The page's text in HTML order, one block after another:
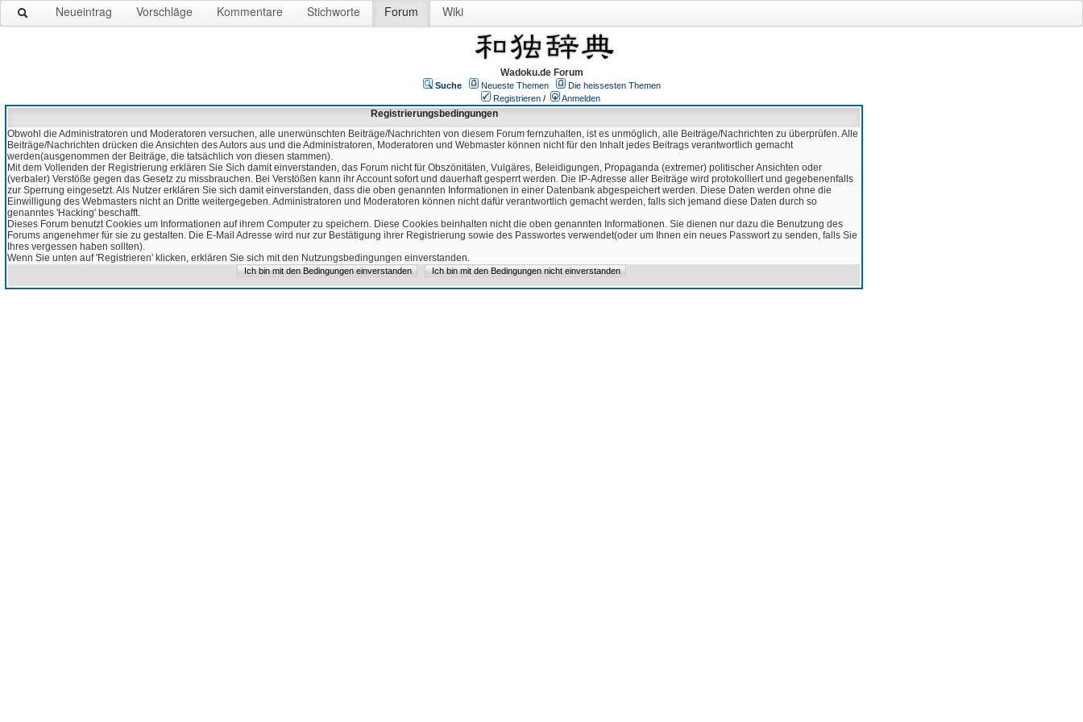
Neueintrag Vorschläge Kommentare Stichworte Forum Wiki
Wadoku.de Forum
Suche Neueste Themen
Die heissesten Themen
Registrieren / Anmelden
Registrierungsbedingungen
Obwohl die Administratoren und Moderatoren versuchen, alle unerwünschten Beiträge/Nachrichten von diesem Forum fernzuhalten, ist es unmöglich, alle Beiträge/Nachrichten zu überprüfen. Alle
Beiträge/Nachrichten drücken die Ansichten des Autors aus und die Administratoren, Moderatoren und Webmaster können nicht für den Inhalt jedes Beitrags verantwortlich gemacht
werden(ausgenommen der Beiträge, die tatsächlich von diesen stammen).
Mit dem Vollenden der Registrierung erklären Sie Sich damit einverstanden, das Forum nicht für Obszönitäten, Vulgäres, Beleidigungen, Propaganda (extremer) politischer Ansichten oder
(verbaler) Verstöße gegen das Gesetz zu missbrauchen. Bei Verstößen kann ihr Account sofort und dauerhaft gesperrt werden. Die IP-Adresse aller Beiträge wird protokolliert und gegebenenfalls
zur Sperrung eingesetzt. Als Nutzer erklären Sie sich damit einverstanden, dass die oben genannten Informationen in einer Datenbank abgespeichert werden. Diese Daten werden ohne die
Einwilligung des Webmasters nicht an Dritte weitergegeben. Administratoren und Moderatoren können nicht dafür verantwortlich gemacht werden, falls sich jemand diese Daten durch so
genanntes 'Hacking' beschafft.
Dieses Forum benutzt Cookies um Informationen auf ihrem Computer zu speichern. Diese Cookies beinhalten nicht die oben genannten Informationen. Sie dienen nur dazu die Benutzung des
Forums angenehmer für sie zu gestalten. Die E-Mail Adresse wird nur zur Bestätigung ihrer Registrierung sowie des Passwortes verwendet(oder um Ihnen ein neues Passwort zu senden, falls Sie
Ihres vergessen haben sollten).
Wenn Sie unten auf 'Registrieren' klicken, erklären Sie sich mit den Nutzungsbedingungen einverstanden.